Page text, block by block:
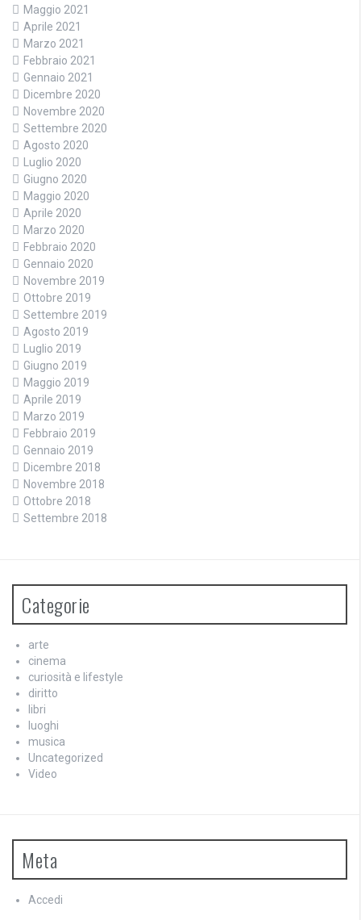
Maggio 2021
Aprile 2021
Marzo 2021
Febbraio 2021
Gennaio 2021
Dicembre 2020
Novembre 2020
Settembre 2020
Agosto 2020
Luglio 2020
Giugno 2020
Maggio 2020
Aprile 2020
Marzo 2020
Febbraio 2020
Gennaio 2020
Novembre 2019
Ottobre 2019
Settembre 2019
Agosto 2019
Luglio 2019
Giugno 2019
Maggio 2019
Aprile 2019
Marzo 2019
Febbraio 2019
Gennaio 2019
Dicembre 2018
Novembre 2018
Ottobre 2018
Settembre 2018
Categorie
arte
cinema
curiosità e lifestyle
diritto
libri
luoghi
musica
Uncategorized
Video
Meta
Accedi